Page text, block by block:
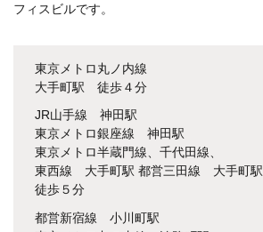
フィスビルです。
東京メトロ丸ノ内線
大手町駅 徒歩４分
JR山手線 神田駅
東京メトロ銀座線 神田駅
東京メトロ半蔵門線、千代田線、
東西線 大手町駅 都営三田線 大手町駅
徒歩５分
都営新宿線 小川町駅